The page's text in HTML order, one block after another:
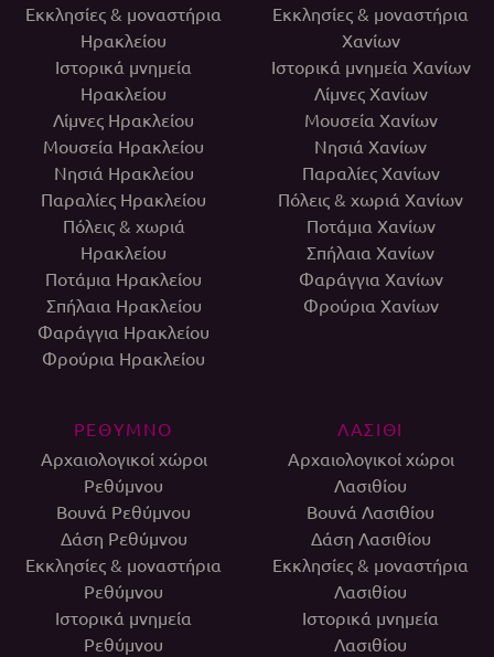
Εκκλησίες & μοναστήρια
Ηρακλείου
Ιστορικά μνημεία
Ηρακλείου
Λίμνες Ηρακλείου
Μουσεία Ηρακλείου
Νησιά Ηρακλείου
Παραλίες Ηρακλείου
Πόλεις & χωριά
Ηρακλείου
Ποτάμια Ηρακλείου
Σπήλαια Ηρακλείου
Φαράγγια Ηρακλείου
Φρούρια Ηρακλείου
Εκκλησίες & μοναστήρια
Χανίων
Ιστορικά μνημεία Χανίων
Λίμνες Χανίων
Μουσεία Χανίων
Νησιά Χανίων
Παραλίες Χανίων
Πόλεις & χωριά Χανίων
Ποτάμια Χανίων
Σπήλαια Χανίων
Φαράγγια Χανίων
Φρούρια Χανίων
ΡΕΘΥΜΝΟ
Αρχαιολογικοί χώροι
Ρεθύμνου
Βουνά Ρεθύμνου
Δάση Ρεθύμνου
Εκκλησίες & μοναστήρια
Ρεθύμνου
Ιστορικά μνημεία
Ρεθύμνου
ΛΑΣΙΘΙ
Αρχαιολογικοί χώροι
Λασιθίου
Βουνά Λασιθίου
Δάση Λασιθίου
Εκκλησίες & μοναστήρια
Λασιθίου
Ιστορικά μνημεία
Λασιθίου